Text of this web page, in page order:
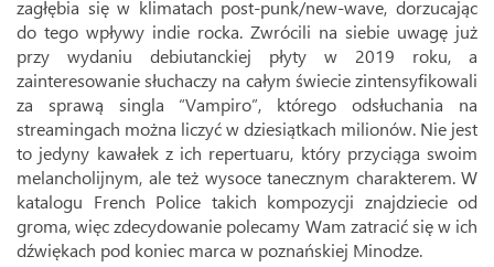
zagłębia się w klimatach post-punk/new-wave, dorzucając
do tego wpływy indie rocka. Zwrócili na siebie uwagę już
przy wydaniu debiutanckiej płyty w 2019 roku, a
zainteresowanie słuchaczy na całym świecie zintensyfikowali
za sprawą singla “Vampiro”, którego odsłuchania na
streamingach można liczyć w dziesiątkach milionów. Nie jest
to jedyny kawałek z ich repertuaru, który przyciąga swoim
melancholijnym, ale też wysoce tanecznym charakterem. W
katalogu French Police takich kompozycji znajdziecie od
groma, więc zdecydowanie polecamy Wam zatracić się w ich
dźwiękach pod koniec marca w poznańskiej Minodze.